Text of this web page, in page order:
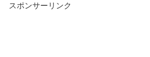
スポンサーリンク